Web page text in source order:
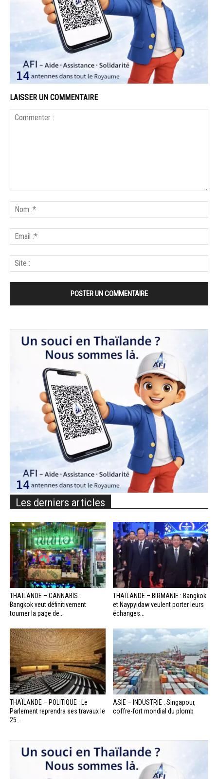
LAISSER UN COMMENTAIRE
Les derniers articles
THAÏLANDE – CANNABIS :
Bangkok veut définitivement
tourner la page de...
THAÏLANDE – BIRMANIE : Bangkok
et Naypyidaw veulent porter leurs
échanges...
THAÏLANDE – POLITIQUE : Le
Parlement reprendra ses travaux le
25...
ASIE – INDUSTRIE : Singapour,
coffre-fort mondial du plomb